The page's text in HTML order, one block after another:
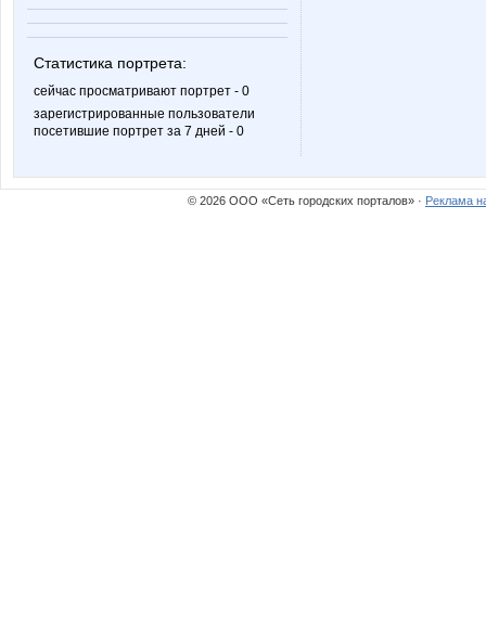
Статистика портрета:
сейчас просматривают портрет - 0
зарегистрированные пользователи
посетившие портрет за 7 дней - 0
© 2026 ООО «Сеть городских порталов» · Реклама